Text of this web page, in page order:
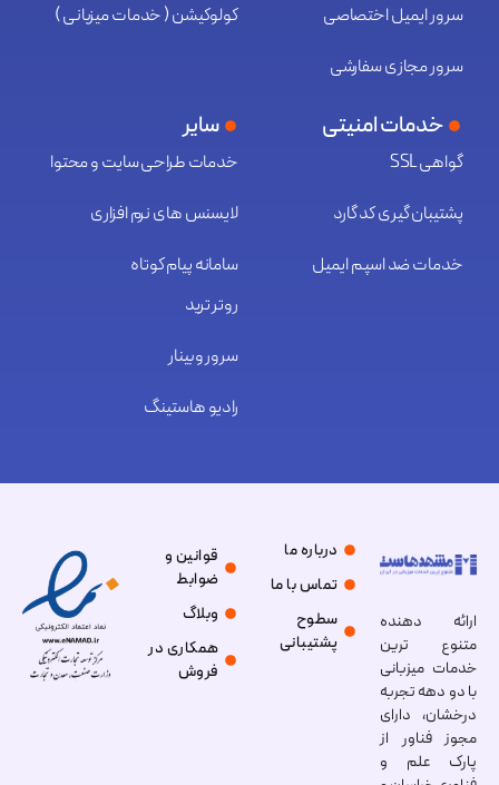
سرور ایمیل اختصاصی
سرور مجازی سفارشی
کولوکیشن ( خدمات میزبانی )
خدمات امنیتی
گواهی SSL
پشتیبان گیری کد گارد
خدمات ضد اسپم ایمیل
سایر
خدمات طراحی سایت و محتوا
لایسنس های نرم افزاری
سامانه پیام کوتاه
روتر ترید
سرور وبینار
رادیو هاستینگ
ارائه دهنده
متنوع ترین
خدمات میزبانی
با دو دهه تجربه
درخشان، دارای
مجوز فناور از
پارک علم و
درباره ما
تماس با ما
سطوح
پشتیبانی
قوانین و
ضوابط
وبلاگ
همکاری در
فروش